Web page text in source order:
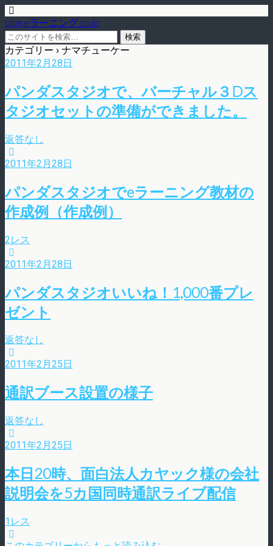
blog.eラーニング.co.jp
カテゴリー › ナマチューケー
2011年2月28日
パンダスタジオで、バーチャル３Dス
タジオセットの準備ができました。
返答なし
2011年2月28日
パンダスタジオでeラーニング教材の
作成例（作成例）
2レス
2011年2月28日
パンダスタジオいいね！1,000番プレ
ゼント
返答なし
2011年2月25日
通訳ブース設置の様子
返答なし
2011年2月25日
本日20時、面白法人カヤック様の会社
説明会を5カ国同時通訳ライブ配信
1レス